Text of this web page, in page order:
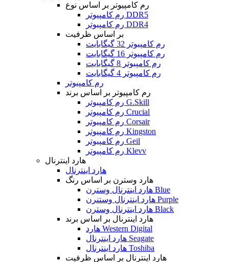
رم کامپیوتر بر اساس نوع
رم کامپیوتر DDR5
رم کامپیوتر DDR4
بر اساس ظرفیت
رم کامپیوتر 32 گیگابایت
رم کامپیوتر 16 گیگابایت
رم کامپیوتر 8 گیگابایت
رم کامپیوتر 4 گیگابایت
رم کامپیوتر
رم کامپیوتر بر اساس برند
رم کامپیوتر G.Skill
رم کامپیوتر Crucial
رم کامپیوتر Corsair
رم کامپیوتر Kingston
رم کامپیوتر Geil
رم کامپیوتر Klevv
هارد اینترنال
هارد اینترنال
هارد وسترن بر اساس رنگ
هارد اینترنال وسترن Blue
هارد اینترنال وستنرن Purple
هارد اینترنال وسترن Black
هارد اینترنال بر اساس برند
هارد Western Digital
هارد اینترنال Seagate
هارد اینترنال Toshiba
هارد اینترنال بر اساس ظرفیت